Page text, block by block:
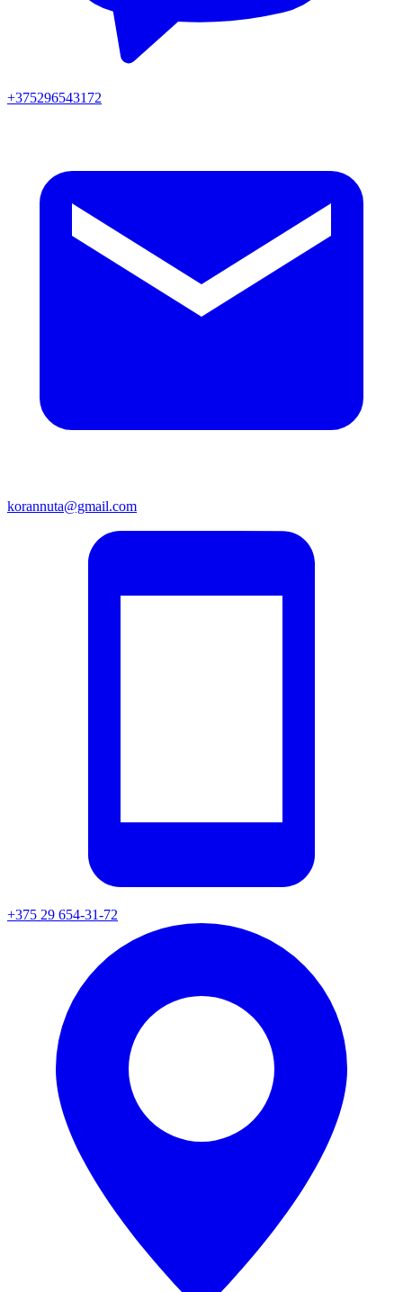
+375296543172
korannuta@gmail.com
+375 29 654-31-72